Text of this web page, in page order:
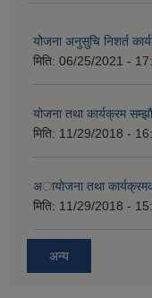
योेजना अनुसुचि निशर्त
मिति: 06/25/2021 -
याेजना तथा कार्यक्रम
मिति: 11/29/2018 -
अायाेजना तथा
मिति: 11/29/2018 -
अन्य